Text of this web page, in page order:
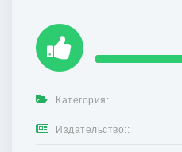
Категория:
Издательство::